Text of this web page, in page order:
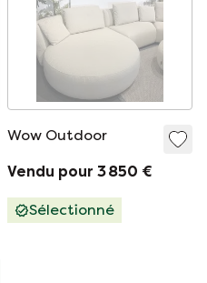
Wow Outdoor
Vendu pour 3 850 €
Sélectionné